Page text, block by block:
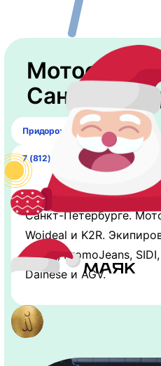
Мотосалон
Санкт-
Придорожная аллея 8
7 (812) 660-88-70
Мотосалон
Санкт-Петербурге.
Woideal и K2R.
Blauer, PromoJeans,
Dainese и AGV.